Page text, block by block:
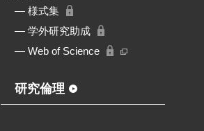
― 様式集
― 学外研究助成
― Web of Science
研究倫理